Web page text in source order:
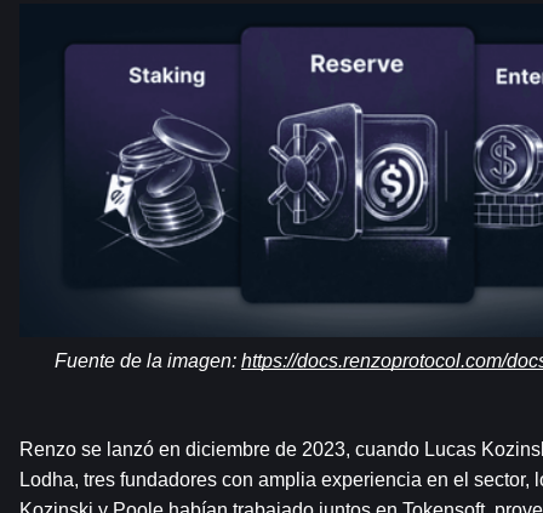
Fuente de la imagen: https://docs.renzoprotocol.com/
Renzo se lanzó en diciembre de 2023, cuando Lucas
Lodha, tres fundadores con amplia experiencia en el sector,